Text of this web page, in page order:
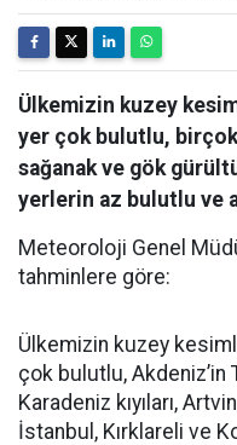
Ülkemizin kuzey
yer çok bulutlu,
sağanak ve gök
yerlerin az bulutlu ve
Meteoroloji Genel
tahminlere göre:
Ülkemizin kuzey
çok bulutlu, Akdeniz’in
Karadeniz kıyıları,
İstanbul, Kırklareli ve